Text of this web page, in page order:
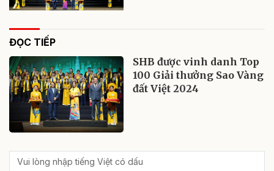
ĐỌC TIẾP
SHB được vinh danh Top
100 Giải thưởng Sao Vàng
đất Việt 2024